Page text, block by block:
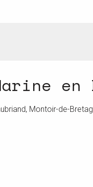
Montoir-de-